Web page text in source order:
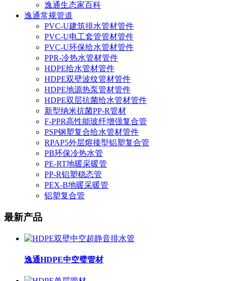
逸通生态家百科
逸通常规管道
PVC-U建筑排水管材管件
PVC-U电工套管管材管件
PVC-U环保给水管材管件
PPR-冷热水管材管件
HDPE给水管材管件
HDPE双壁波纹管材管件
HDPE地源热泵管材管件
HDPE双层抗菌给水管材管件
新型纳米抗菌PP-R管材
F-PPR高性能玻纤增强复合管
PSP钢塑复合给水管材管件
RPAP5外层熔接型铝塑复合管
PB环保冷热水管
PE-RT地暖采暖管
PP-R铝塑稳态管
PEX-B地暖采暖管
铝塑复合管
最新产品
逸通HDPE中空璧管材